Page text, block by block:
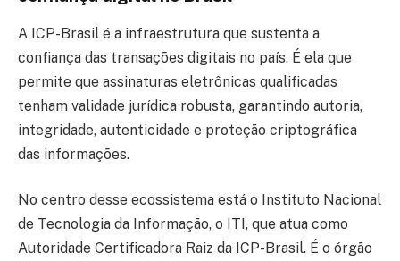
A ICP-Brasil é a infraestrutura que sustenta a
confiança das transações digitais no país. É ela que
permite que assinaturas eletrônicas qualificadas
tenham validade jurídica robusta, garantindo autoria,
integridade, autenticidade e proteção criptográfica
das informações.
No centro desse ecossistema está o Instituto Nacional
de Tecnologia da Informação, o ITI, que atua como
Autoridade Certificadora Raiz da ICP-Brasil. É o órgão